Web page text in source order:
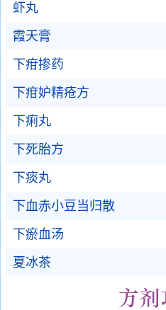
虾丸
霞天膏
下疳掺药
下疳妒精疮方
下痢丸
下死胎方
下痰丸
下血赤小豆当归散
下瘀血汤
夏冰茶